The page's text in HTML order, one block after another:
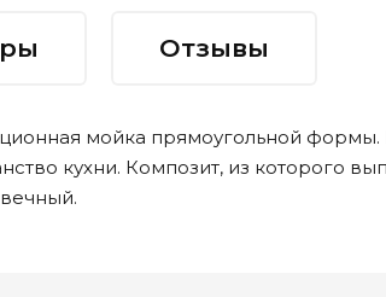
Отзывы
мойка прямоугольной
кухни. Композит, из которого